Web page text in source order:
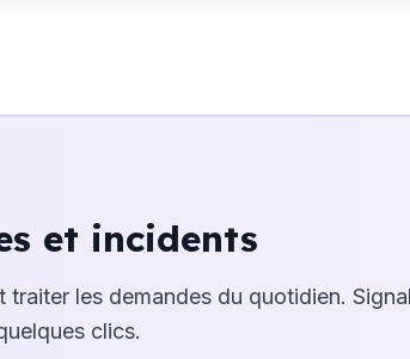
et incidents
les demandes du quotidien.
clics.